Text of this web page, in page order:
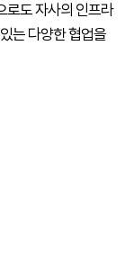
로도 자사의 인프라
는 다양한 협업을